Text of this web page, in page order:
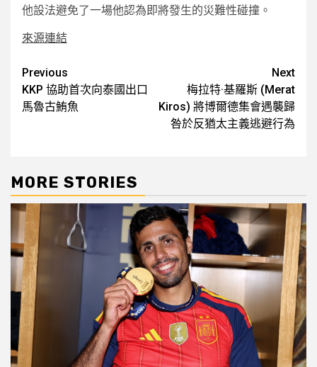
他設法避免了一場他認為即將發生的災難性碰撞。
來源連結
Post
navigation
Previous
KKP 協助首次向泰國出口
馬魯古鮪魚
Next
梅拉特·基羅斯 (Merat
Kiros) 將博爾德集會遇襲歸
咎於反猶太主義逃避行為
MORE STORIES